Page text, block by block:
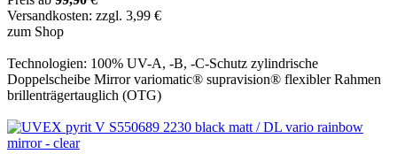
Versandkosten: zzgl. 3,99 €
zum Shop
Technologien: 100% UV-A, -B, -C-Schutz zylindrische
Doppelscheibe Mirror variomatic® supravision® flexibler Rahmen
brillenträgertauglich (OTG)